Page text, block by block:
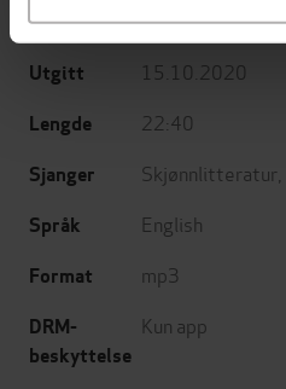
Forlag Sceptre
Utgitt 15.10.2020
Lengde 22:40
Sjanger Skjønnlitteratur
Språk English
Format mp3
DRM-
beskyttelse
Kun app